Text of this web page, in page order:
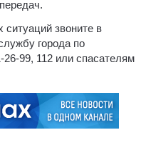
ситуаций звоните в
города по
99, 112 или спасателям